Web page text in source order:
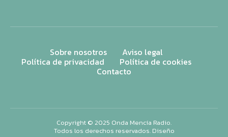
Sobre nosotros Aviso legal
Política de privacidad Política de cookies
Contacto
Copyright © 2025 Onda Mencía Radio.
Todos los derechos reservados. Diseño